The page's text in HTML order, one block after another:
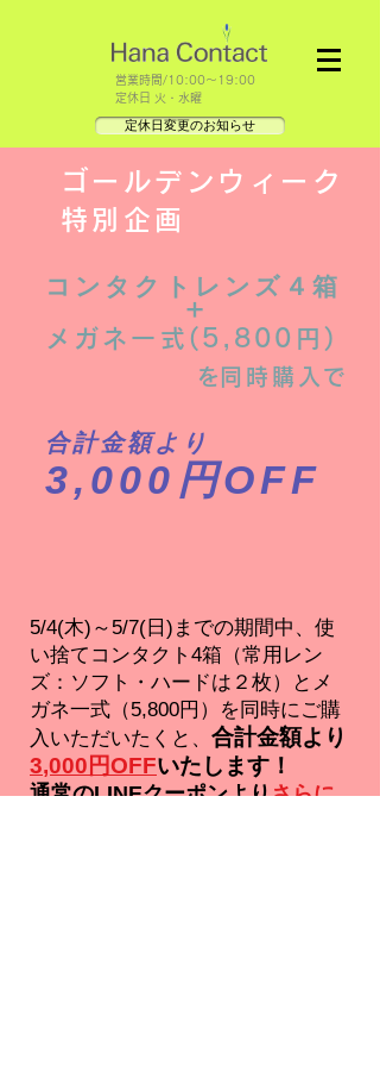
​営業時間/10:00～19:00
定休日 火・水曜
定休日変更のお知らせ
ゴールデンウィーク
特別企画
コンタクトレンズ​４箱
+
メガネ一式(5,800円)
​を同時購入で
合計金額より
3,000円OFF
​5/4(木)～5/7(日)までの期間中、使
い捨てコンタクト4箱（常用レン
ズ：ソフト・ハードは２枚）とメ
ガネ一式（5,800円）を同時にご購
入いただいたくと、 合計金額より
3,000円OFFいたします！
通常のLINEクーポンより​​さらに